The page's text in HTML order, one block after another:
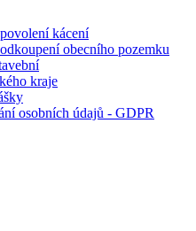
kácení
obecního pozemku
kraje
osobních údajů - GDPR